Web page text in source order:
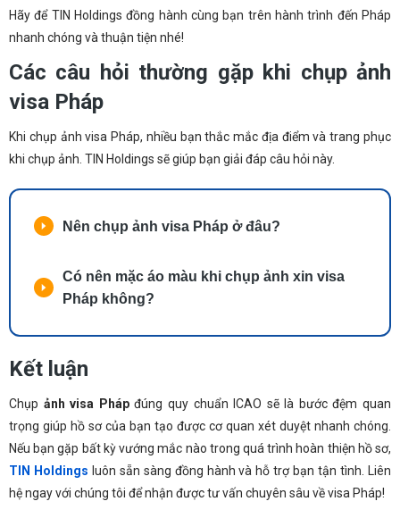
Hãy để TIN Holdings đồng hành cùng bạn trên hành trình đến Pháp
nhanh chóng và thuận tiện nhé!
Các câu hỏi thường gặp khi chụp ảnh
visa Pháp
Khi chụp ảnh visa Pháp, nhiều bạn thắc mắc địa điểm và trang phục
khi chụp ảnh. TIN Holdings sẽ giúp bạn giải đáp câu hỏi này.
Nên chụp ảnh visa Pháp ở đâu?
Có nên mặc áo màu khi chụp ảnh xin visa
Pháp không?
Kết luận
Chụp ảnh visa Phápđúng quy chuẩn ICAO sẽ là bước đệm quan
trọng giúp hồ sơ của bạn tạo được cơ quan xét duyệt nhanh chóng.
Nếu bạn gặp bất kỳ vướng mắc nào trong quá trình hoàn thiện hồ sơ,
TIN Holdings luôn sẵn sàng đồng hành và hỗ trợ bạn tận tình. Liên
hệ ngay với chúng tôi để nhận được tư vấn chuyên sâu về visa Pháp!